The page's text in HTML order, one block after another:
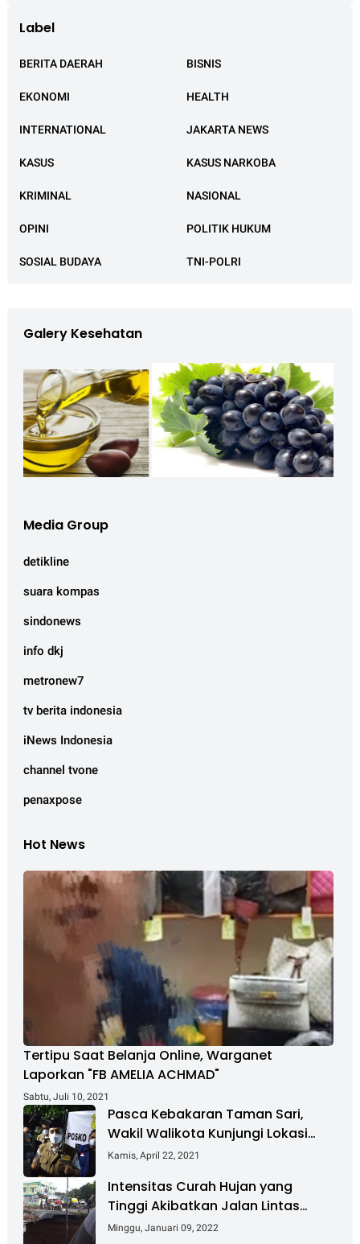
Label
BERITA DAERAH BISNIS
EKONOMI HEALTH
INTERNATIONAL JAKARTA NEWS
KASUS KASUS NARKOBA
KRIMINAL NASIONAL
OPINI POLITIK HUKUM
SOSIAL BUDAYA TNI-POLRI
Galery Kesehatan
Media Group
detikline
suara kompas
sindonews
info dkj
metronew7
tv berita indonesia
iNews Indonesia
channel tvone
penaxpose
Hot News
Tertipu Saat Belanja Online, Warganet
Laporkan "FB AMELIA ACHMAD"
Sabtu, Juli 10, 2021
Pasca Kebakaran Taman Sari,
Wakil Walikota Kunjungi Lokasi
Kebakaran Dan Salurkan Bantuan
Kamis, April 22, 2021
Intensitas Curah Hujan yang
Tinggi Akibatkan Jalan Lintas
Sumatera Nyaris Putus
Minggu, Januari 09, 2022